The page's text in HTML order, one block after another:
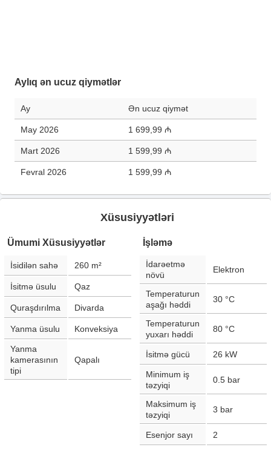
Aylıq ən ucuz qiymətlər
Ay Ən ucuz qiymət
May 2026 1 699,99 ₼
Mart 2026 1 599,99 ₼
Fevral 2026 1 599,99 ₼
Xüsusiyyətləri
Ümumi Xüsusiyyətlər
İsidilən sahə 260 m²
İsitmə üsulu Qaz
Quraşdırılma Divarda
Yanma üsulu Konveksiya
Yanma
kamerasının
tipi
Qapalı
İşləmə
İdarəetmə
növü
Elektron
Temperaturun
aşağı həddi
30 °С
Temperaturun
yuxarı həddi
80 °С
İsitmə gücü 26 kW
Minimum iş
təzyiqi
0.5 bar
Maksimum iş
təzyiqi
3 bar
Esenjor sayı 2